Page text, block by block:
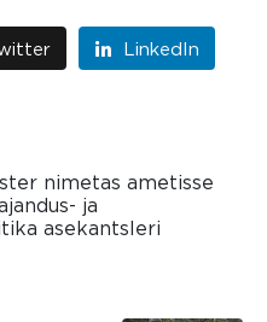
LinkedIn
nimetas ametisse
ja
asekantsleri